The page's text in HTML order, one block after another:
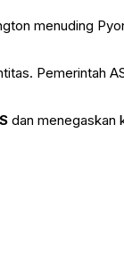
menuding
Pemerintah
dan menegaskan